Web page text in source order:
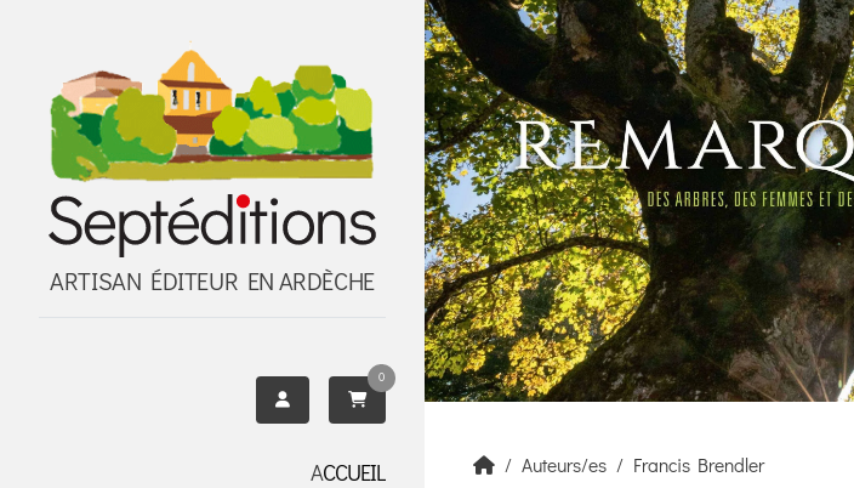
ARTISAN ÉDITEUR EN ARDÈCHE
0
ACCUEIL
Auteurs/es Francis Brendler